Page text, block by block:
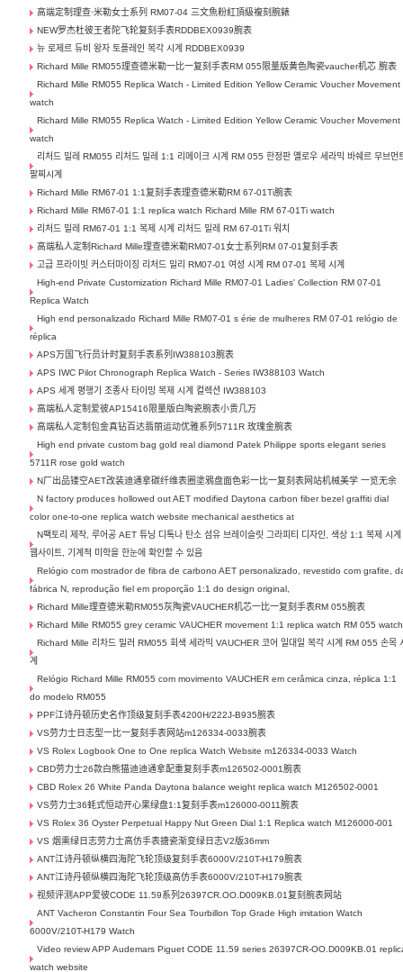
高端定制理查·米勒女士系列 RM07-04 三文魚粉紅頂級複刻腕錶
NEW罗杰杜彼王者陀飞轮复刻手表RDDBEX0939腕表
뉴 로제르 듀비 왕자 토플레인 복각 시계 RDDBEX0939
Richard Mille RM055理查德米勒一比一复刻手表RM 055限量版黄色陶瓷vaucher机芯 腕表
Richard Mille RM055 Replica Watch - Limited Edition Yellow Ceramic Voucher Movement
watch
Richard Mille RM055 Replica Watch - Limited Edition Yellow Ceramic Voucher Movement
watch
리처드 밀레 RM055 리처드 밀레 1:1 리메이크 시계 RM 055 한정판 옐로우 세라믹 바쉐르 무브먼
팔찌시계
Richard Mille RM67-01 1:1复刻手表理查德米勒RM 67-01Ti腕表
Richard Mille RM67-01 1:1 replica watch Richard Mille RM 67-01Ti watch
리처드 밀레 RM67-01 1:1 복제 시계 리처드 밀레 RM 67-01Ti 워치
高端私人定制Richard Mille理查德米勒RM07-01女士系列RM 07-01复刻手表
고급 프라이빗 커스터마이징 리처드 밀리 RM07-01 여성 시계 RM 07-01 복제 시계
High-end Private Customization Richard Mille RM07-01 Ladies' Collection RM 07-01
Replica Watch
High end personalizado Richard Mille RM07-01 s érie de mulheres RM 07-01 relógio de
réplica
APS万国飞行员计时复刻手表系列IW388103腕表
APS IWC Pilot Chronograph Replica Watch - Series IW388103 Watch
APS 세계 평행기 조종사 타이밍 복제 시계 컬렉션 IW388103
高端私人定制爱彼AP15416限量版白陶瓷腕表小贵几万
高端私人定制包金真钻百达翡丽运动优雅系列5711R 玫瑰金腕表
High end private custom bag gold real diamond Patek Philippe sports elegant series
5711R rose gold watch
N厂出品镂空AET改装迪通拿碳纤维表圈塗鴉盘面色彩一比一复刻表网站机械美学 一览无余
N factory produces hollowed out AET modified Daytona carbon fiber bezel graffiti dial
color one-to-one replica watch website mechanical aesthetics at
N팩토리 제작, 루어공 AET 튜닝 디톡나 탄소 섬유 브레이슬릿 그라피티 디자인, 색상 1:1 복제 시계
웹사이트, 기계적 미학을 한눈에 확인할 수 있음
Relógio com mostrador de fibra de carbono AET personalizado, revestido com grafite,
fábrica N, reprodução fiel em proporção 1:1 do design original,
Richard Mille理查德米勒RM055灰陶瓷VAUCHER机芯一比一复刻手表RM 055腕表
Richard Mille RM055 grey ceramic VAUCHER movement 1:1 replica watch RM 055 watch
Richard Mille 리차드 밀러 RM055 회색 세라믹 VAUCHER 코어 일대일 복각 시계 RM 055 손목
계
Relógio Richard Mille RM055 com movimento VAUCHER em cerâmica cinza, réplica 1:1
do modelo RM055
PPF江诗丹顿历史名作顶级复刻手表4200H/222J-B935腕表
VS劳力士日志型一比一复刻手表网站m126334-0033腕表
VS Rolex Logbook One to One replica Watch Website m126334-0033 Watch
CBD劳力士26款白熊猫迪迪通拿配重复刻手表m126502-0001腕表
CBD Rolex 26 White Panda Daytona balance weight replica watch M126502-0001
VS劳力士36蚝式恒动开心果绿盘1:1复刻手表m126000-0011腕表
VS Rolex 36 Oyster Perpetual Happy Nut Green Dial 1:1 Replica watch M126000-001
VS 烟熏绿日志劳力士高仿手表搪瓷渐变绿日志V2版36mm
ANT江诗丹顿纵横四海陀飞轮顶级复刻手表6000V/210T-H179腕表
ANT江诗丹顿纵横四海陀飞轮顶级高仿手表6000V/210T-H179腕表
视频评测APP爱彼CODE 11.59系列26397CR.OO.D009KB.01复刻腕表网站
ANT Vacheron Constantin Four Sea Tourbillon Top Grade High imitation Watch
6000V/210T-H179 Watch
Video review APP Audemars Piguet CODE 11.59 series 26397CR-OO.D009KB.01
watch website